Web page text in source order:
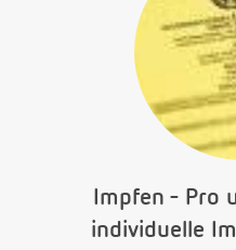
Impfen - Pro
individuelle